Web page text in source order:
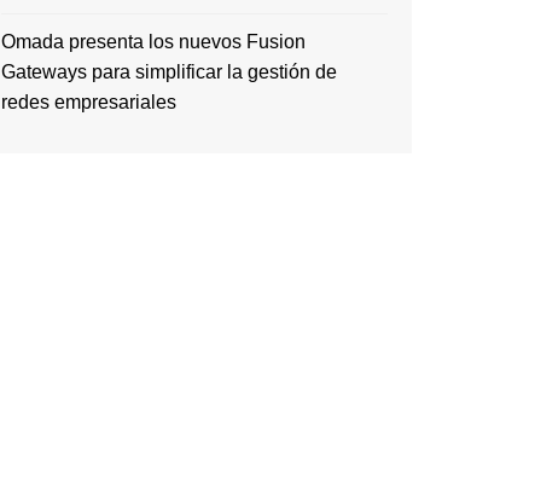
Omada presenta los nuevos Fusion
Gateways para simplificar la gestión de
redes empresariales